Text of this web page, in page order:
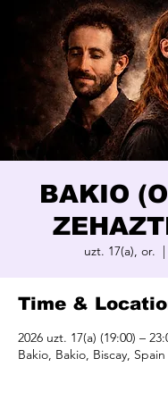
BAKIO
uzt. 17(a), or.
  |
Time &
2026 uzt. 17(a) (19:00) –
Bakio, Bakio, Biscay, Spain